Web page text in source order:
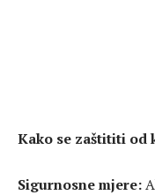
Kako se zaštititi od
Sigurnosne mjere: